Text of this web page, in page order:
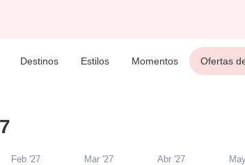
Destinos Estilos Momentos Ofertas
Feb '27 Mar '27 Abr '27